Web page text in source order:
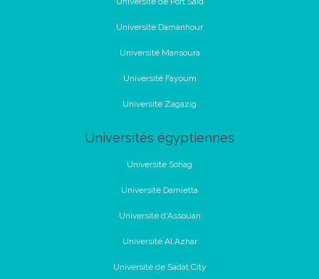
Université Damanhour
Université Mansoura
Université Fayoum
Université Zagazig
Universités égyptiennes
Université Sohag
Université Damietta
Université d'Assouan
Université Al Azhar
Université de Sadat City